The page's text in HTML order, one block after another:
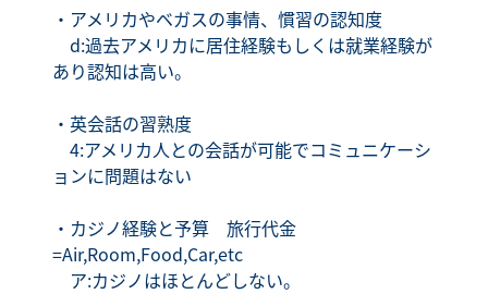
・アメリカやベガスの事情、慣習の認知度
d:過去アメリカに居住経験もしくは就業経験が
あり認知は高い。
・英会話の習熟度
4:アメリカ人との会話が可能でコミュニケーシ
ョンに問題はない
・カジノ経験と予算 旅行代金
=Air,Room,Food,Car,etc
ア:カジノはほとんどしない。